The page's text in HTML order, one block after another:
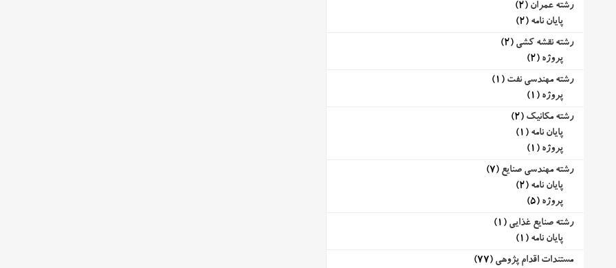
رشته عمران (2)
پایان نامه (2)
رشته نقشه کشی (2)
پروژه (2)
رشته مهندسی نفت (1)
پروژه (1)
رشته مکانیک (2)
پایان نامه (1)
پروژه (1)
رشته مهندسی صنایع (7)
پایان نامه (2)
پروژه (5)
رشته صنایع غذایی (1)
پایان نامه (1)
مستندات اقدام پژوهی (77)